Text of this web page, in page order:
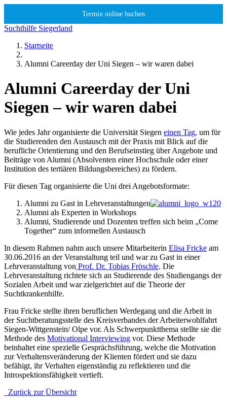
Termin online buchen
Suchthilfe Siegerland
Startseite
Alumni Careerday der Uni Siegen – wir waren dabei
Alumni Careerday der Uni
Siegen – wir waren dabei
Wie jedes Jahr organisierte die Universität Siegen einen Tag, um für
die Studierenden den Austausch mit der Praxis mit Blick auf die
berufliche Orientierung und den Berufseinstieg über Angebote und
Beiträge von Alumni (Absolventen einer Hochschule oder einer
Institution des tertiären Bildungsbereiches) zu fördern.
Für diesen Tag organisierte die Uni drei Angebotsformate:
Alumni zu Gast in Lehrveranstaltungen
Alumni als Experten in Workshops
Alumni, Studierende und Dozenten treffen sich beim „Come
Together“ zum informellen Austausch
In diesem Rahmen nahm auch unsere Mitarbeiterin Elisa Fricke am
30.06.2016 an der Veranstaltung teil und war zu Gast in einer
Lehrveranstaltung von Prof. Dr. Tobias Fröschle. Die
Lehrveranstaltung richtete sich an Studierende des Studiengangs der
Sozialen Arbeit und war zielgerichtet auf die Theorie der
Suchtkrankenhilfe.
Frau Fricke stellte ihren beruflichen Werdegang und die Arbeit in
der Suchtberatungsstelle des Kreisverbandes der Arbeiterwohlfahrt
Siegen-Wittgenstein/ Olpe vor. Als Schwerpunktthema stellte sie die
Methode des Motivational Interviewing vor. Diese Methode
beinhaltet eine spezielle Gesprächsführung, welche die Motivation
zur Verhaltensveränderung der Klienten fördert und sie dazu
befähigt, ihr Verhalten eigenständig zu reflektieren und die
Introspektionsfähigkeit vertieft.
Zurück zur Übersicht